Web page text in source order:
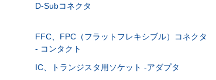
D-Subコネクタ
FFC、FPC（フラットフレキシブル）コネクタ
- コンタクト
IC、トランジスタ用ソケット -アダプタ